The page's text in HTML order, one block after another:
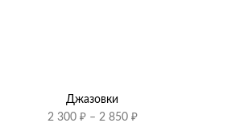
Джазовки
2 300 ₽ – 2 850 ₽Диапазон